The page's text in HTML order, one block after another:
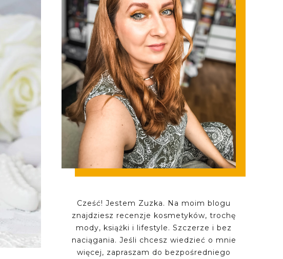
Cześć! Jestem Zuzka. Na moim blogu
znajdziesz recenzje kosmetyków, trochę
mody, książki i lifestyle. Szczerze i bez
naciągania. Jeśli chcesz wiedzieć o mnie
więcej, zapraszam do bezpośredniego